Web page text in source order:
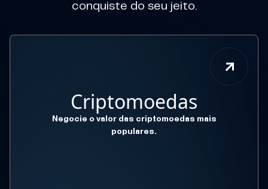
conquiste do seu jeito.
Criptomoedas
Negocie o valor das criptomoedas mais
populares.